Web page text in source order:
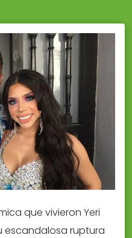
que vivieron Yeri
escandalosa ruptura